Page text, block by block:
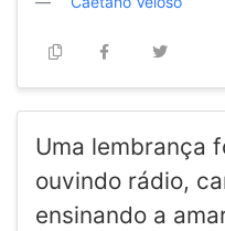
Uma lembrança
ouvindo rádio,
ensinando a